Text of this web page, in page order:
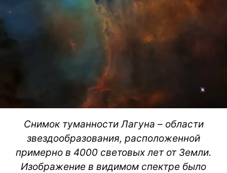
Снимок туманности Лагуна – области
звездообразования, расположенной
примерно в 4000 световых лет от Земли.
Изображение в видимом спектре было